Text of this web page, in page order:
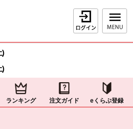
ログイン
ーです。
ップする
)
)
ランキング 注文ガイド eくらぶ登録